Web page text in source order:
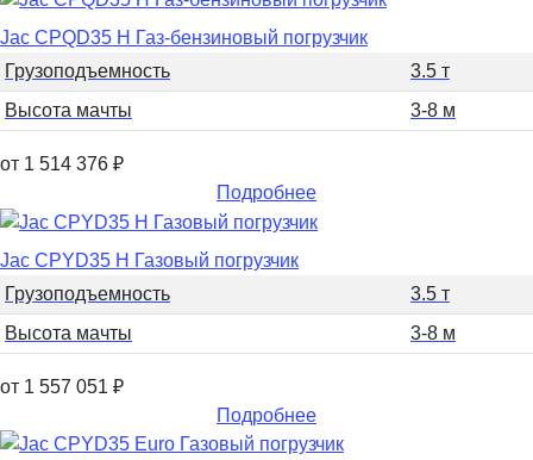
Jac CPQD35 H Газ-бензиновый погрузчик
Грузоподъемность
3.5 т
Высота мачты
3-8 м
от 1 514 376 ₽
Подробнее
Jac CPYD35 H Газовый погрузчик
Грузоподъемность
3.5 т
Высота мачты
3-8 м
от 1 557 051 ₽
Подробнее